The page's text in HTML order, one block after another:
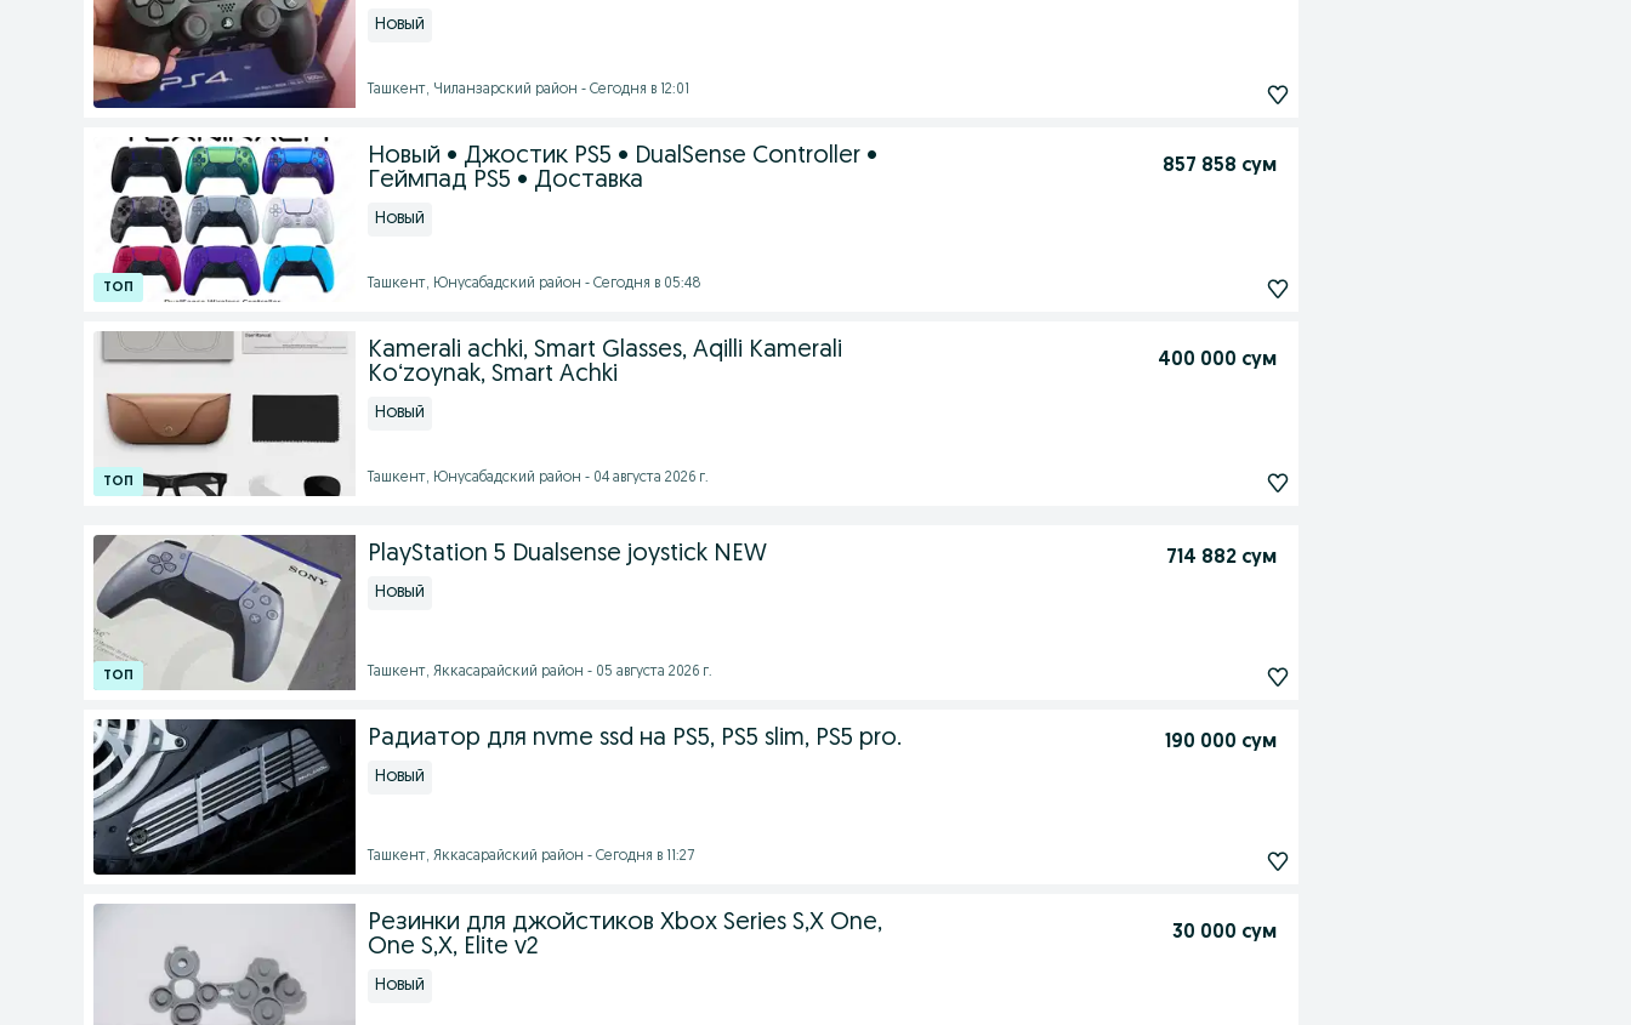
Новый
Ташкент, Чиланзарский район - Сегодня в 12:01
Новый • Джостик PS5 • DualSense Controller •
Геймпад PS5 • Доставка
857 858 сум
Новый
Ташкент, Юнусабадский район - Сегодня в 05:48
Kamerali achki, Smart Glasses, Aqilli Kamerali
Koʻzoynak, Smart Achki
400 000 сум
Новый
Ташкент, Юнусабадский район - 04 августа 2026 г.
PlayStation 5 Dualsense joystick NEW 714 882 сум
Новый
Ташкент, Яккасарайский район - 05 августа 2026 г.
Радиатор для nvme ssd на PS5, PS5 slim, PS5 pro. 190 000 сум
Новый
Ташкент, Яккасарайский район - Сегодня в 11:27
Резинки для джойстиков Xbox Series S,X One,
One S,X, Elite v2
30 000 сум
Новый